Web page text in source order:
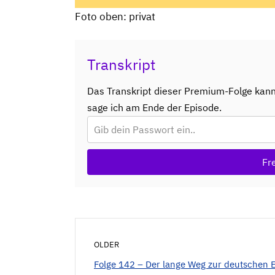
Foto oben: privat
Transkript
Das Transkript dieser Premium-Folge
sage ich am Ende der Episode.
OLDER
Folge 142 – Der lange Weg zur deutschen